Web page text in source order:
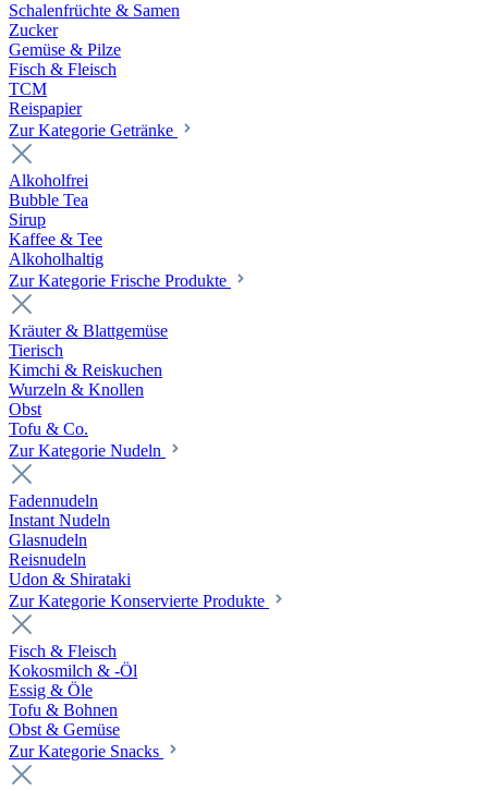
Schalenfrüchte & Samen
Zucker
Gemüse & Pilze
Fisch & Fleisch
TCM
Reispapier
Zur Kategorie Getränke
Alkoholfrei
Bubble Tea
Sirup
Kaffee & Tee
Alkoholhaltig
Zur Kategorie Frische Produkte
Kräuter & Blattgemüse
Tierisch
Kimchi & Reiskuchen
Wurzeln & Knollen
Obst
Tofu & Co.
Zur Kategorie Nudeln
Fadennudeln
Instant Nudeln
Glasnudeln
Reisnudeln
Udon & Shirataki
Zur Kategorie Konservierte Produkte
Fisch & Fleisch
Kokosmilch & -Öl
Essig & Öle
Tofu & Bohnen
Obst & Gemüse
Zur Kategorie Snacks